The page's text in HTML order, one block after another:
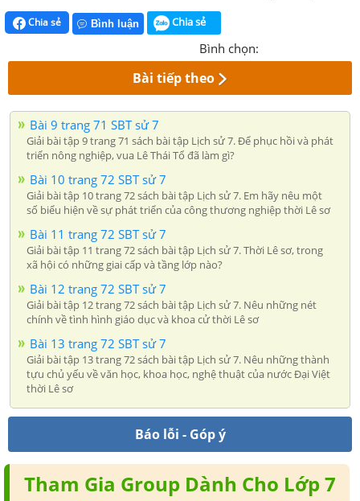
Chia sẻ Bình luận Chia sẻ
Bình chọn:
Bài tiếp theo
Bài 9 trang 71 SBT sử 7
Giải bài tập 9 trang 71 sách bài tập Lịch sử 7. Để phục hồi và phát
triển nông nghiệp, vua Lê Thái Tổ đã làm gì?
Bài 10 trang 72 SBT sử 7
Giải bài tập 10 trang 72 sách bài tập Lịch sử 7. Em hãy nêu một
số biểu hiện về sự phát triển của công thương nghiệp thời Lê sơ
Bài 11 trang 72 SBT sử 7
Giải bài tập 11 trang 72 sách bài tập Lịch sử 7. Thời Lê sơ, trong
xã hội có những giai cấp và tầng lớp nào?
Bài 12 trang 72 SBT sử 7
Giải bài tập 12 trang 72 sách bài tập Lịch sử 7. Nêu những nét
chính về tình hình giáo dục và khoa cử thời Lê sơ
Bài 13 trang 72 SBT sử 7
Giải bài tập 13 trang 72 sách bài tập Lịch sử 7. Nêu những thành
tựu chủ yếu về văn học, khoa học, nghệ thuật của nước Đại Việt
thời Lê sơ
Báo lỗi - Góp ý
Tham Gia Group Dành Cho Lớp 7